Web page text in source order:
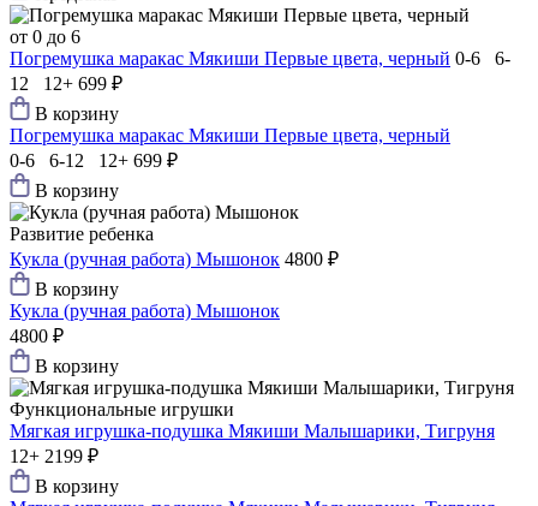
от 0 до 6
Погремушка маракас Мякиши Первые цвета, черный 0-6 6-
12 12+ 699 ₽
В корзину
Погремушка маракас Мякиши Первые цвета, черный
0-6 6-12 12+ 699 ₽
В корзину
Развитие ребенка
Кукла (ручная работа) Мышонок 4800 ₽
В корзину
Кукла (ручная работа) Мышонок
4800 ₽
В корзину
Функциональные игрушки
Мягкая игрушка-подушка Мякиши Малышарики, Тигруня
12+ 2199 ₽
В корзину